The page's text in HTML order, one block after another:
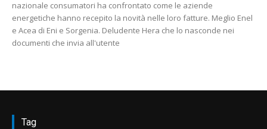
nazionale consumatori ha confrontato come le aziende
energetiche hanno recepito la novità nelle loro fatture. Meglio Enel
e Acea di Eni e Sorgenia. Deludente Hera che lo nasconde nei
documenti che invia all'utente
Tag